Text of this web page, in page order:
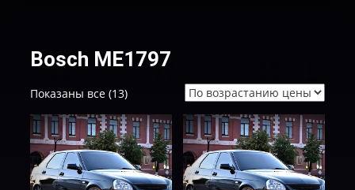
Bosch ME1797
Показаны все (13)Цены:
по
возрастанию